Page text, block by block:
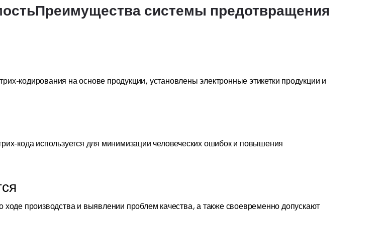
системы предотвращения
кодирования на основе продукции, установлены электронные этикетки продукции и
кода используется для минимизации человеческих ошибок и повышения
производства и выявлении проблем качества, а также своевременно допускают